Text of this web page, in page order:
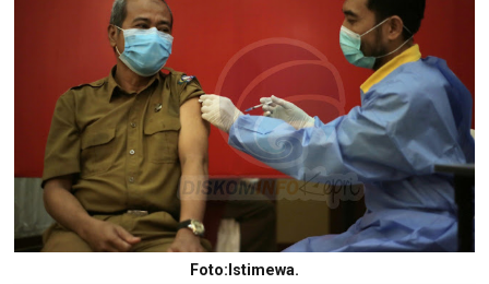
Foto:Istimewa.